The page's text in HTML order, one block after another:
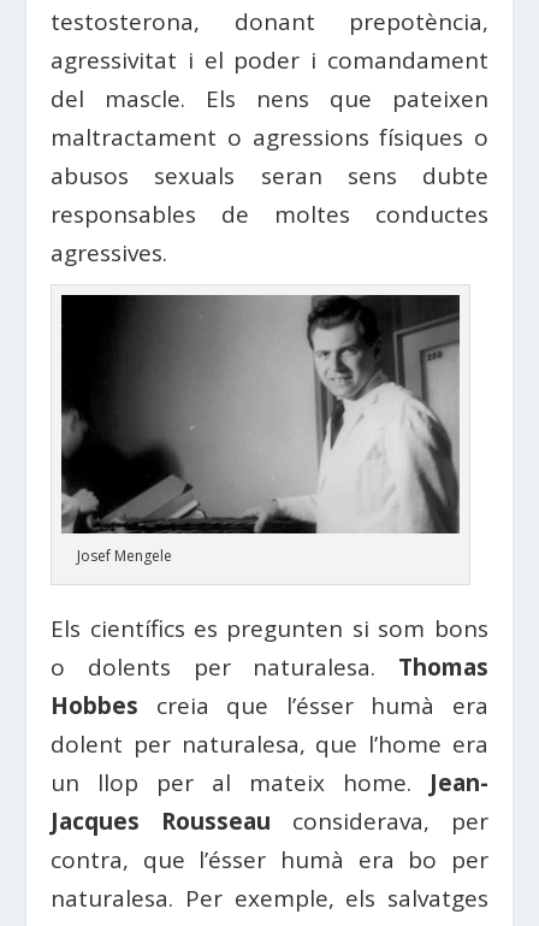
testosterona, donant prepotència,
agressivitat i el poder i comandament
del mascle. Els nens que pateixen
maltractament o agressions físiques o
abusos sexuals seran sens dubte
responsables de moltes conductes
agressives.
Josef Mengele
Els científics es pregunten si som bons
o dolents per naturalesa. Thomas
Hobbes creia que l’ésser humà era
dolent per naturalesa, que l’home era
un llop per al mateix home. Jean-
Jacques Rousseau considerava, per
contra, que l’ésser humà era bo per
naturalesa. Per exemple, els salvatges